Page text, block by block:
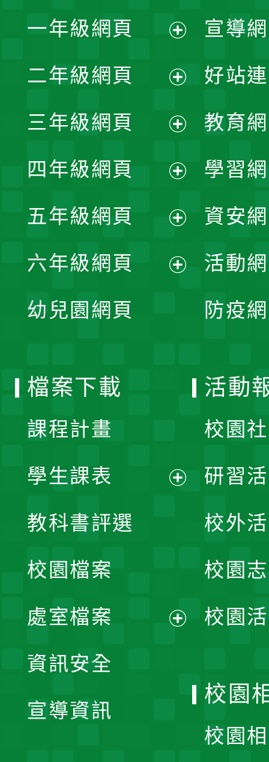
一年級網頁
開
選
單
二年級網頁
開
選
單
三年級網頁
開
選
單
四年級網頁
開
選
五年級網頁
開
六年級網頁
幼兒園網頁
宣導
好站
教育
學習
資安
活動
防疫
檔案下載
課程計畫
學生課表
單
教科書評選
校園檔案
處室檔案
資訊安全
宣導資訊
活動
校園
研習
校外
校園
校園
校園
校園